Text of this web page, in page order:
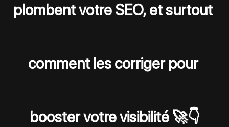
plombent votre SEO, et surtout
comment les corriger pour
booster votre visibilité 🚀👇